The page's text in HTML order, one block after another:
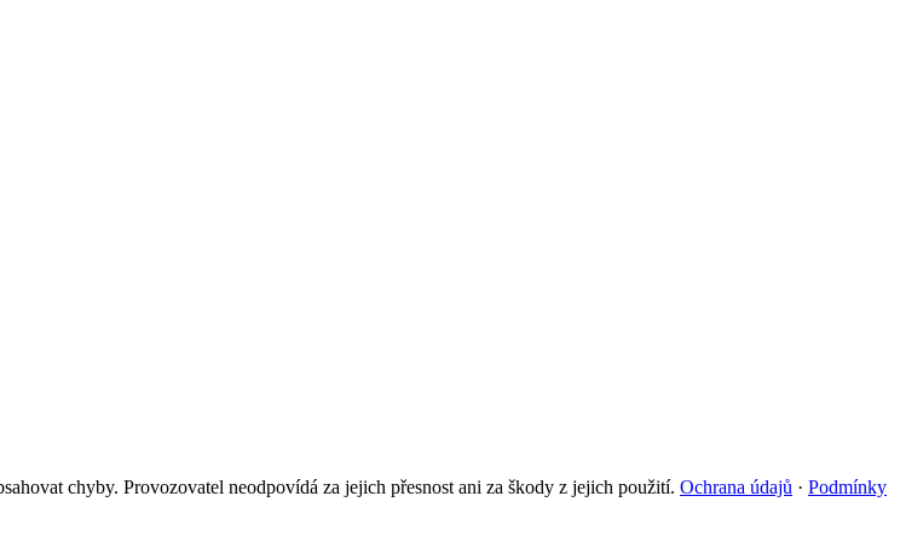
chyby. Provozovatel neodpovídá za jejich přesnost ani za škody z jejich použití. Ochrana údajů · Podmínky